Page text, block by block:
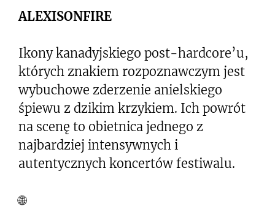
ALEXISONFIRE
Ikony kanadyjskiego post-hardcore’u,
których znakiem rozpoznawczym jest
wybuchowe zderzenie anielskiego
śpiewu z dzikim krzykiem. Ich powrót
na scenę to obietnica jednego z
najbardziej intensywnych i
autentycznych koncertów festiwalu.
🌐